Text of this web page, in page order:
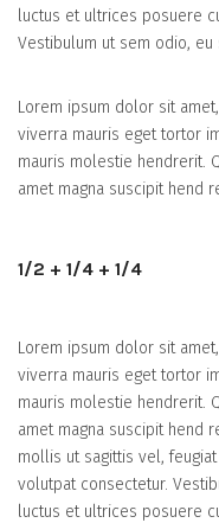
luctus et ultrices posuere
Vestibulum ut sem odio,
Lorem ipsum dolor sit
viverra mauris eget tortor
mauris molestie hendrerit.
amet magna suscipit hend
1/2 + 1/4 + 1/4
Lorem ipsum dolor sit
viverra mauris eget tortor
mauris molestie hendrerit.
amet magna suscipit hend
mollis ut sagittis vel,
volutpat consectetur.
luctus et ultrices posuere